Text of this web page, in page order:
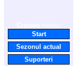
Start
Sezonul actual
Suporteri